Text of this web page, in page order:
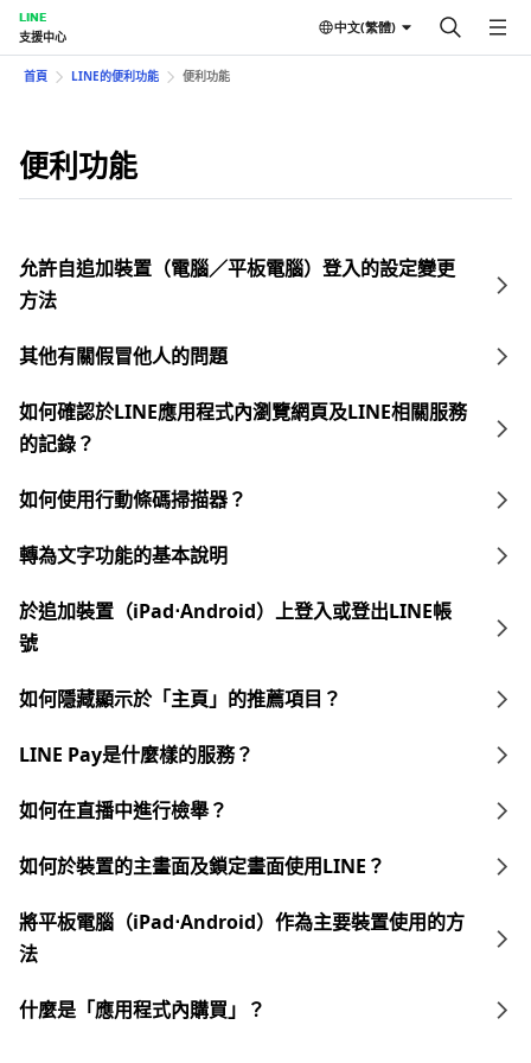
LINE
支援中心
中文(繁體)
首頁 LINE的便利功能 便利功能
便利功能
允許自追加裝置（電腦／平板電腦）登入的設定變更
方法
其他有關假冒他人的問題
如何確認於LINE應用程式內瀏覽網頁及LINE相關服務
的記錄？
如何使用行動條碼掃描器？
轉為文字功能的基本說明
於追加裝置（iPad⋅Android）上登入或登出LINE帳
號
如何隱藏顯示於「主頁」的推薦項目？
LINE Pay是什麼樣的服務？
如何在直播中進行檢舉？
如何於裝置的主畫面及鎖定畫面使用LINE？
將平板電腦（iPad⋅Android）作為主要裝置使用的方
法
什麼是「應用程式內購買」？